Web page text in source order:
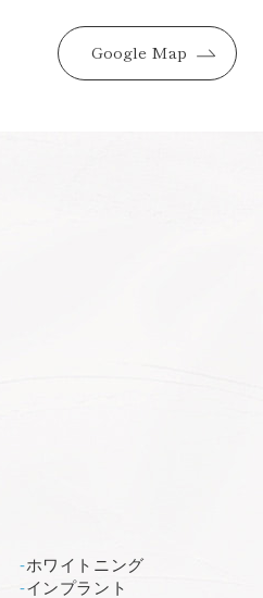
Google Map
ホワイトニング
インプラント